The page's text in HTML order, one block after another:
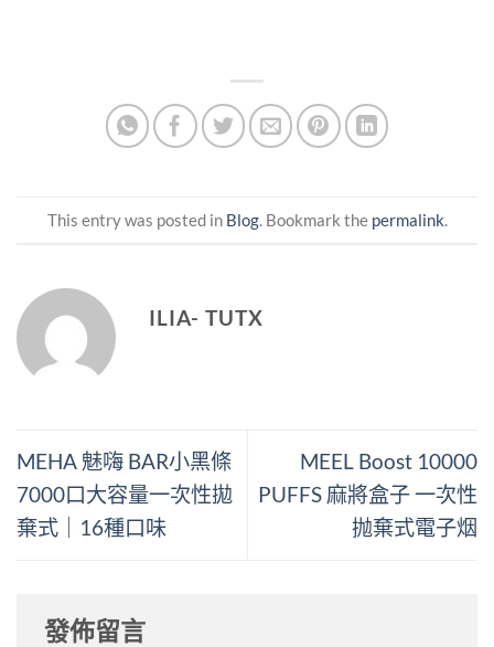
This entry was posted in Blog. Bookmark the permalink.
ILIA- TUTX
MEHA 魅嗨 BAR小黑條
7000口大容量一次性拋
棄式｜16種口味
MEEL Boost 10000
PUFFS 麻將盒子 一次性
抛棄式電子烟
發佈留言